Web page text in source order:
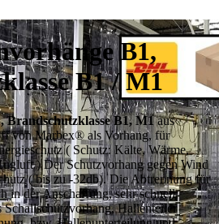
B1,
B1 / M1
Brandschutzklasse B1, M1aus
von Marbex® als Vorhang, für
( Schutz:Kälte, Wärme,
) Der Schutzvorhang gegen Wind
( bis zu -32db). Die Abtrennung für
in der Anschaffung, sehr schnell
Schallschutzvorhang, Hallenteiler